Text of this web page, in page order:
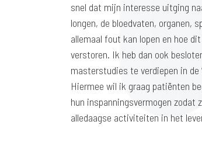
snel dat mijn interesse uitging
longen, de bloedvaten, organen,
allemaal fout kan lopen en hoe
verstoren. Ik heb dan ook
masterstudies te verdiepen in de
Hiermee wil ik graag patiënten
hun inspanningsvermogen zodat
alledaagse activiteiten in het